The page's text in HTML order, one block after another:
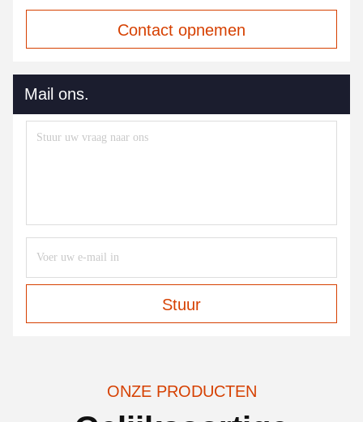
Contact opnemen
Mail ons.
Stuur
ONZE PRODUCTEN